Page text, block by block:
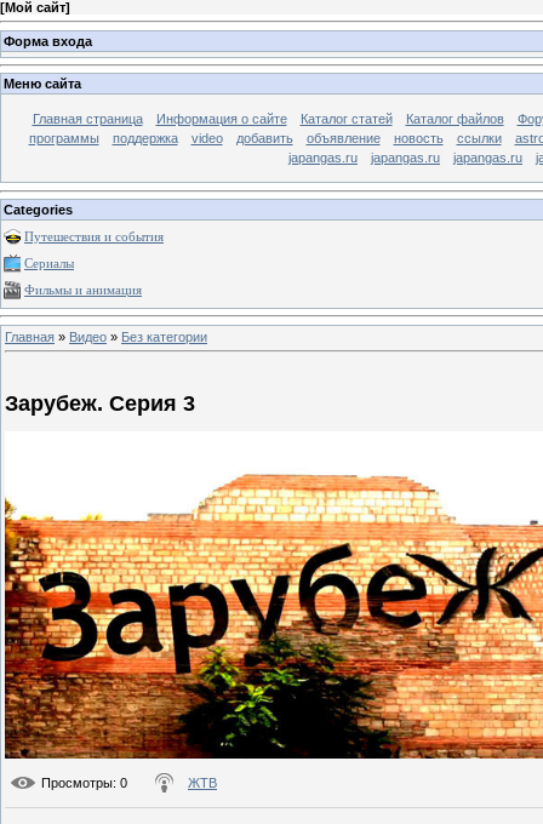
[Мой сайт]
Форма входа
Меню сайта
Главная страница Информация о сайте Каталог статей Каталог файлов
программы
поддержка video добавить объявление новость ссылки
japangas.ru
japangas.ru japangas.ru
Categories
Путешествия и события
Сериалы
Фильмы и анимация
Главная » Видео » Без категории
Зарубеж. Серия 3
Просмотры: 0 ЖТВ